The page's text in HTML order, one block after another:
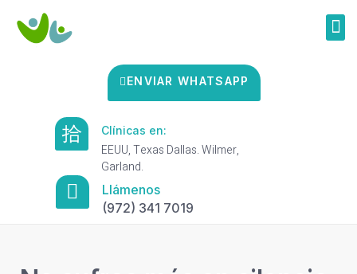
ENVIAR WHATSAPP
Clínicas en:
EEUU, Texas Dallas. Wilmer,
Garland.
Llámenos
(972) 341 7019